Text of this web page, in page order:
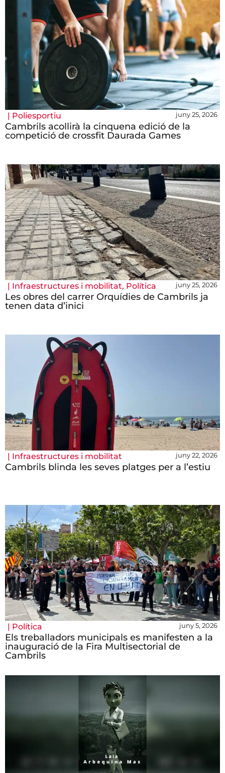
| Poliesportiu juny 25, 2026
Cambrils acollirà la cinquena edició de la
competició de crossfit Daurada Games
| Infraestructures i mobilitat, Política juny 25, 2026
Les obres del carrer Orquídies de Cambrils ja
tenen data d’inici
| Infraestructures i mobilitat juny 22, 2026
Cambrils blinda les seves platges per a l’estiu
| Política juny 5, 2026
Els treballadors municipals es manifesten a la
inauguració de la Fira Multisectorial de
Cambrils